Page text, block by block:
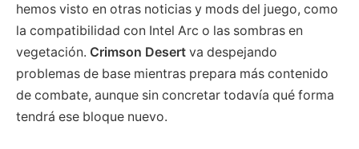
hemos visto en otras noticias y mods del juego, como
la compatibilidad con Intel Arc o las sombras en
vegetación. Crimson Desert va despejando
problemas de base mientras prepara más contenido
de combate, aunque sin concretar todavía qué forma
tendrá ese bloque nuevo.